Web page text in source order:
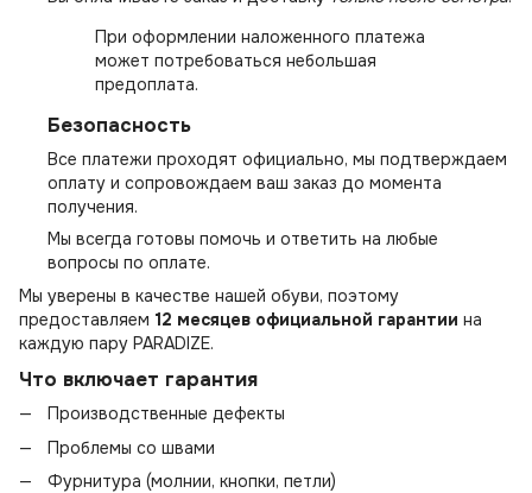
При оформлении наложенного платежа
может потребоваться небольшая
предоплата.
Безопасность
Все платежи проходят официально, мы подтверждаем
оплату и сопровождаем ваш заказ до момента
получения.
Мы всегда готовы помочь и ответить на любые
вопросы по оплате.
Мы уверены в качестве нашей обуви, поэтому
предоставляем 12 месяцев официальной гарантии на
каждую пару PARADIZE.
Что включает гарантия
Производственные дефекты
Проблемы со швами
Фурнитура (молнии, кнопки, петли)